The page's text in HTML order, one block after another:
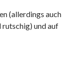
(allerdings auch
rutschig) und auf